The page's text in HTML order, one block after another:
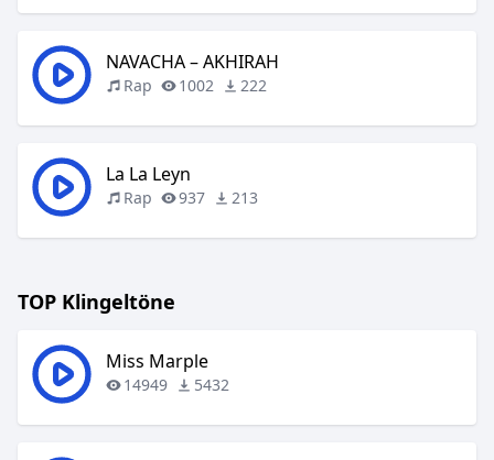
NAVACHA – AKHIRAH
Rap 1002 222
La La Leyn
Rap 937 213
TOP Klingeltöne
Miss Marple
14949 5432